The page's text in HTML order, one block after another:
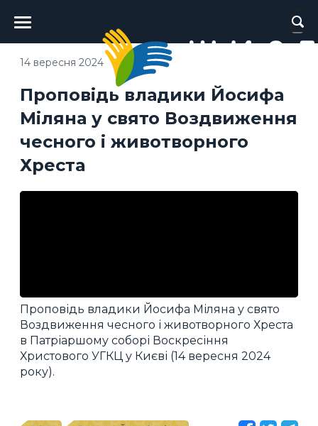
Головне
меню
Проповідь владики Йосифа
Міляна у свято Воздвиження
чесного і животворного
Хреста
14 вересня 2024
Проповідь владики Йосифа Міляна у свято
Воздвиження чесного і животворного Хреста
в Патріаршому соборі Воскресіння
Христового УГКЦ у Києві (14 вересня 2024
року).